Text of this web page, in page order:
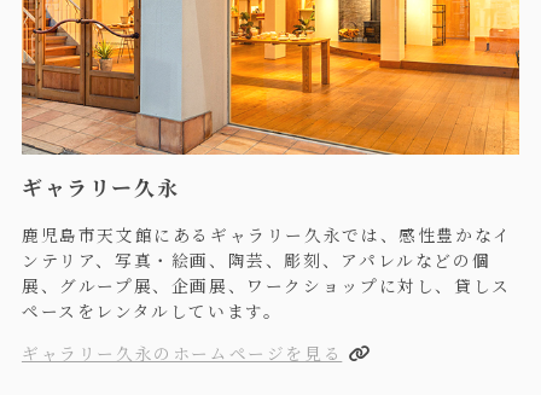
ギャラリー久永
鹿児島市天文館にあるギャラリー久永では、感性豊かなイ
ンテリア、写真・絵画、陶芸、彫刻、アパレルなどの個
展、グループ展、企画展、ワークショップに対し、貸しス
ペースをレンタルしています。
ギャラリー久永のホームページを見る